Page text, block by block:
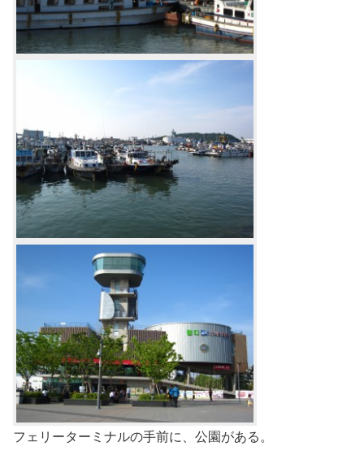
フェリーターミナルの手前に、公園がある。